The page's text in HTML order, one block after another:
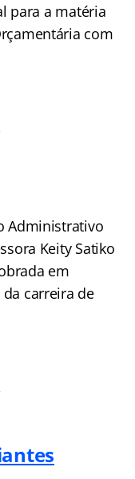
para a matéria
com
Administrativo
Keity Satiko
em
carreira de